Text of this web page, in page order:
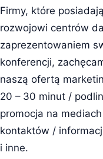
Firmy, które
rozwojowi centrów
zaprezentowaniem
konferencji,
naszą ofertą
20 – 30 minut /
promocja na
kontaktów /
i inne.